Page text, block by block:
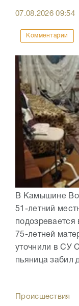
07.08.202609:54
Комментарии
В Камышине
51-летний
75-летней
уточнили в СУ
пьяница забил
Происшествия